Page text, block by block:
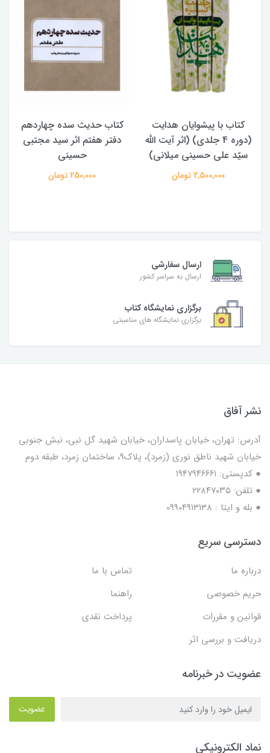
کتاب با پیشوایان هدایت
(دوره 4 جلدی) (اثر آیت الله
سیّد علی حسینی میلانی)
2,500,000 تومان
کتاب حدیث سده چهاردهم
دفتر هفتم اثر سید مجتبی
حسینی
250,000 تومان
ارسال سفارشی
ارسال به سراسر کشور
برگزاری نمایشگاه کتاب
برگزاری نمایشگاه های مناسبتی
نشر آفاق
آدرس: تهران، خیابان پاسداران، خیابان شهید گل نبی، نبش جنوبی
خیابان شهید ناطق نوری (زمرد)، پلاک9، ساختمان زمرد، طبقه دوم
● کدپستی: ۱۹۴۷۹۴۶۶۶۱
● تلفن: ٢٢٨۴٧۰۳۵
● بله و ایتا : 09904913138
دسترسی سریع
درباره ما
تماس با ما
حریم خصوصی
راهنما
قوانین و مقررات
پرداخت نقدی
دریافت و بررسی اثر
عضویت در خبرنامه
عضویت
نماد الکترونیکی